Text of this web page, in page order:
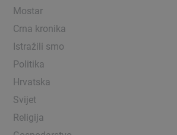
Mostar
Crna kronika
Istražili smo
Politika
Hrvatska
Svijet
Religija